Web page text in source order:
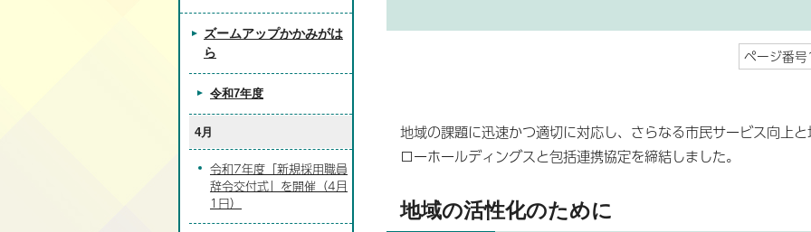
ページ番
地域の課題に迅速かつ適切に対応し、さらなる市民サービス向上
ローホールディングスと包括連携協定を締結しました。
地域の活性化のために
ズームアップかかみがは
ら
令和7年度
4月
令和7年度「新規採用職員
辞令交付式」を開催（4月
1日）